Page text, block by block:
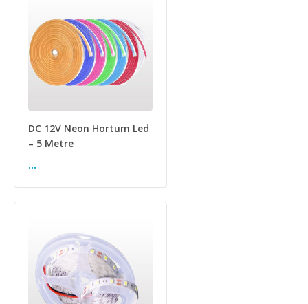
DC 12V Neon Hortum Led
– 5 Metre
...